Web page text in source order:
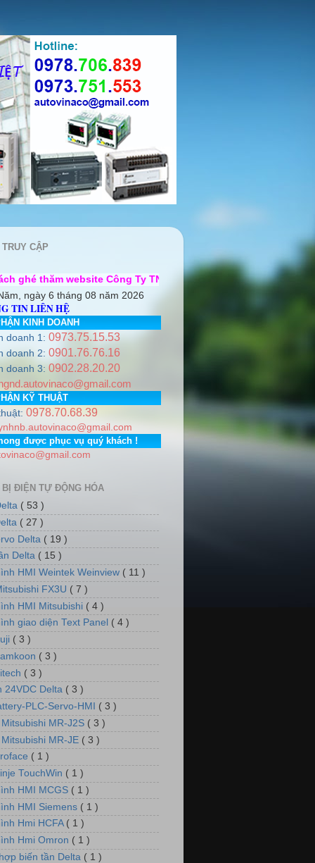
. Hotline 0978.706.839 / 0973.751.553
Lâm, Thành phố Hà Nội. PGD: Số nhà 7, dãy 5, tổ dân
CẬP
Công Ty TNHH Cơ điện Auto Vina ++ Chúng tôi rất
ngày 6 tháng 08 năm 2026
TIN LIÊN HỆ
KINH DOANH
doanh 1: 0973.75.15.53
doanh 2: 0901.76.76.16
doanh 3: 0902.28.20.20
KỸ THUẬT
0978.70.68.39
được phục vụ quý khách !
BỊ ĐIỆN TỰ ĐỘNG HÓA
( 53 )
( 27 )
Delta ( 19 )
Delta ( 15 )
HMI Weintek Weinview ( 11 )
FX3U ( 7 )
HMI Mitsubishi ( 4 )
giao diện Text Panel ( 4 )
( 3 )
( 3 )
( 3 )
24VDC Delta ( 3 )
PLC-Servo-HMI ( 3 )
MR-J2S ( 3 )
MR-JE ( 3 )
( 1 )
TouchWin ( 1 )
HMI MCGS ( 1 )
HMI Siemens ( 1 )
Hmi HCFA ( 1 )
Hmi Omron ( 1 )
biến tần Delta ( 1 )